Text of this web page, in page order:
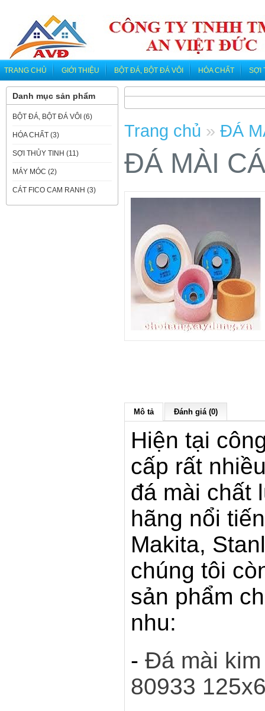
TRANG CHỦ GIỚI THIỆU BỘT ĐÁ, BỘT ĐÁ VÔI HÓA CHẤT SỢI
Danh mục sản phẩm
BỘT ĐÁ, BỘT ĐÁ VÔI (6)
HÓA CHẤT (3)
SỢI THỦY TINH (11)
MÁY MÓC (2)
CÁT FICO CAM RANH (3)
Trang chủ » ĐÁ
ĐÁ MÀI
Mô tả Đánh giá (0)
Hiện tại
cấp rất
đá mài chất
hãng nổi
Makita,
chúng tôi
sản phẩm
nhu:
- Đá mài
80933